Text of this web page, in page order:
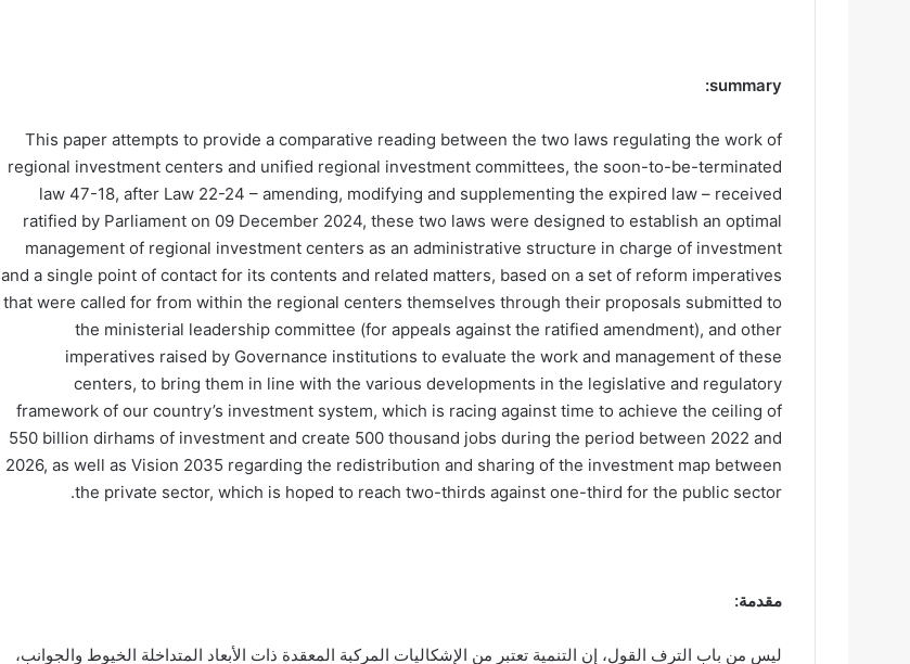
summary:
This paper attempts to provide a comparative reading between the two laws regulating the work of
regional investment centers and unified regional investment committees, the soon-to-be-terminated
law 47-18, after Law 22-24 – amending, modifying and supplementing the expired law – received
ratified by Parliament on 09 December 2024, these two laws were designed to establish an optimal
management of regional investment centers as an administrative structure in charge of investment
and a single point of contact for its contents and related matters, based on a set of reform imperatives
that were called for from within the regional centers themselves through their proposals submitted to
the ministerial leadership committee (for appeals against the ratified amendment), and other
imperatives raised by Governance institutions to evaluate the work and management of these
centers, to bring them in line with the various developments in the legislative and regulatory
framework of our country’s investment system, which is racing against time to achieve the ceiling of
550 billion dirhams of investment and create 500 thousand jobs during the period between 2022 and
2026, as well as Vision 2035 regarding the redistribution and sharing of the investment map between
the private sector, which is hoped to reach two-thirds against one-third for the public sector.
مقدمة:
ليس من باب الترف القول، إن التنمية تعتبر من الإشكاليات المركبة المعقدة ذات الأبعاد المتداخلة الخيوط والجوانب،